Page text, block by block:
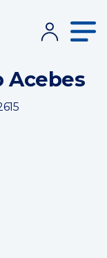
Acebes